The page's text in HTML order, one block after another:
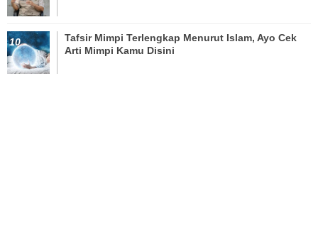
Tafsir Mimpi Terlengkap Menurut Islam, Ayo Cek
Arti Mimpi Kamu Disini